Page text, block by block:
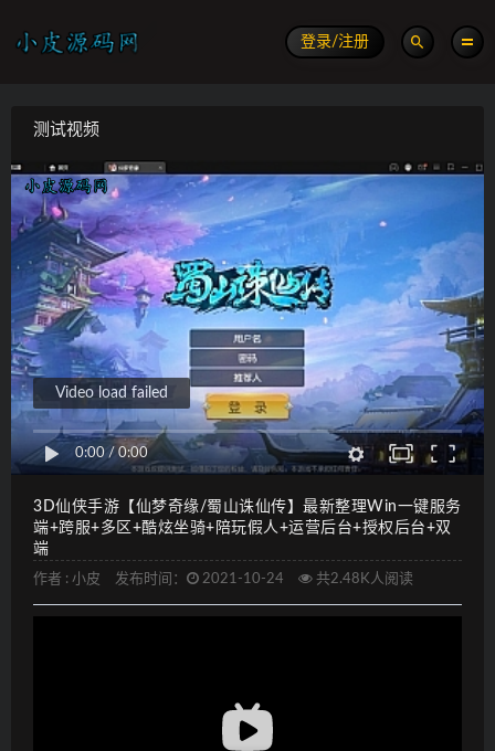
登录/注册
测试视频
0:00 / 0:00
Video load failed
3D仙侠手游【仙梦奇缘/蜀山诛仙传】最新整理Win一键服务
端+跨服+多区+酷炫坐骑+陪玩假人+运营后台+授权后台+双
端
作者 : 小皮 发布时间： 2021-10-24 共2.48K人阅读